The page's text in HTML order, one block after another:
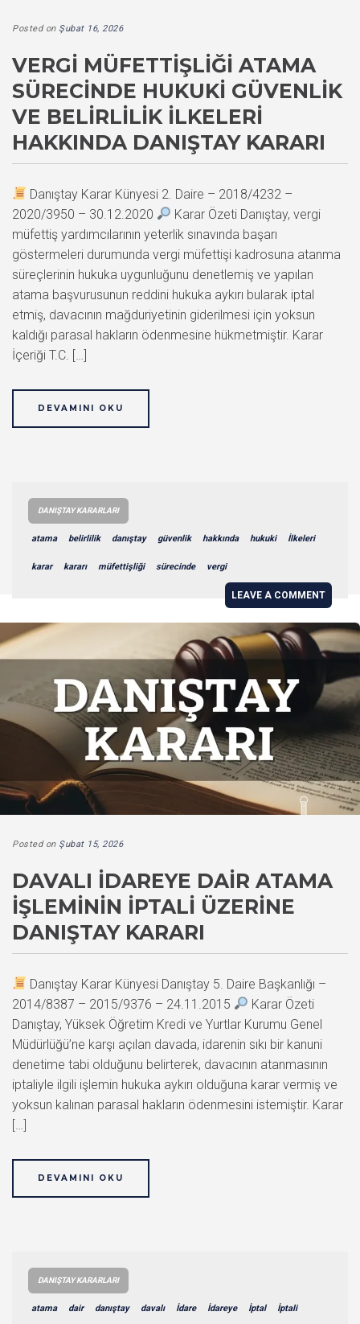
Posted on Şubat 16, 2026
VERGI MÜFETTIŞLIĞI ATAMA
SÜRECINDE HUKUKI GÜVENLIK
VE BELIRLILIK İLKELERI
HAKKINDA DANIŞTAY KARARI
Danıştay Karar Künyesi 2. Daire – 2018/4232 –
2020/3950 – 30.12.2020
Karar Özeti Danıştay, vergi
müfettiş yardımcılarının yeterlik sınavında başarı
göstermeleri durumunda vergi müfettişi kadrosuna atanma
süreçlerinin hukuka uygunluğunu denetlemiş ve yapılan
atama başvurusunun reddini hukuka aykırı bularak iptal
etmiş, davacının mağduriyetinin giderilmesi için yoksun
kaldığı parasal hakların ödenmesine hükmetmiştir. Karar
İçeriği T.C. […]
DEVAMINI OKU
DANIŞTAY KARARLARI
atama belirlilik danıştay güvenlik hakkında hukuki İlkeleri
karar kararı müfettişliği sürecinde vergi
LEAVE A COMMENT
Posted on Şubat 15, 2026
DAVALI İDAREYE DAIR ATAMA
İŞLEMININ İPTALI ÜZERINE
DANIŞTAY KARARI
Danıştay Karar Künyesi Danıştay 5. Daire Başkanlığı –
2014/8387 – 2015/9376 – 24.11.2015
Karar Özeti
Danıştay, Yüksek Öğretim Kredi ve Yurtlar Kurumu Genel
Müdürlüğü’ne karşı açılan davada, idarenin sıkı bir kanuni
denetime tabi olduğunu belirterek, davacının atanmasının
iptaliyle ilgili işlemin hukuka aykırı olduğuna karar vermiş ve
yoksun kalınan parasal hakların ödenmesini istemiştir. Karar
[…]
DEVAMINI OKU
DANIŞTAY KARARLARI
atama dair danıştay davalı İdare İdareye İptal İptali